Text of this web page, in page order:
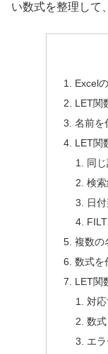
い数式を整理して
Excel
LET関
名前を
LET関
同
検
日
複数の
数式を
LET関
対
数
エ